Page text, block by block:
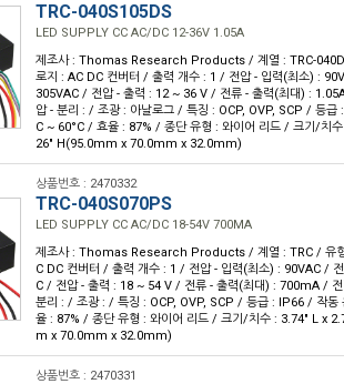
TRC-040S105DS
LED SUPPLY CC AC/DC 12-36V 1.05A
제조사 : Thomas Research Products / 계열 : TRC-
로지 : AC DC 컨버터 / 출력 개수 : 1 / 전압 - 입력(최소) :
305VAC / 전압 - 출력 : 12 ~ 36 V / 전류 - 출력(최대) :
압 - 분리 : / 조광 : 아날로그 / 특징 : OCP, OVP, SCP / 등
C ~ 60°C / 효율 : 87% / 종단 유형 : 와이어 리드 / 크기/치
26" H(95.0mm x 70.0mm x 32.0mm)
상품번호 : 2470332
TRC-040S070PS
LED SUPPLY CC AC/DC 18-54V 700MA
제조사 : Thomas Research Products / 계열 : TRC / 유
C DC 컨버터 / 출력 개수 : 1 / 전압 - 입력(최소) : 90VAC /
C / 전압 - 출력 : 18 ~ 54 V / 전류 - 출력(최대) : 700mA /
분리 : / 조광 : / 특징 : OCP, OVP, SCP / 등급 : IP66 / 작동
율 : 87% / 종단 유형 : 와이어 리드 / 크기/치수 : 3.74" L x
m x 70.0mm x 32.0mm)
상품번호 : 2470331